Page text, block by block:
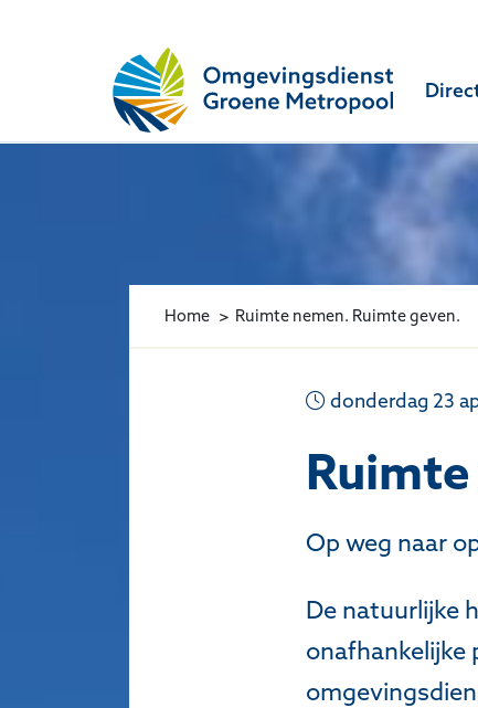
Omgevingsdienst Groene Metropool
Home Ruimte nemen. Ruimte geven.
donderdag 23
Op weg naar
De natuurlijke
onafhankelijke